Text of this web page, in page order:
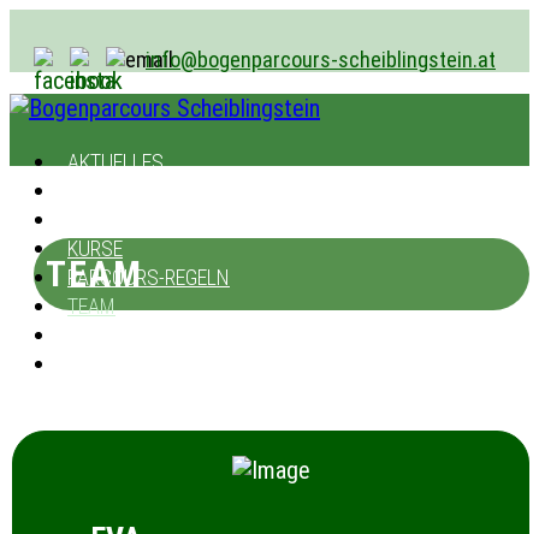
info@bogenparcours-scheiblingstein.at
AKTUELLES
KURSE
PARCOURS-REGELN
TEAM
TEAM